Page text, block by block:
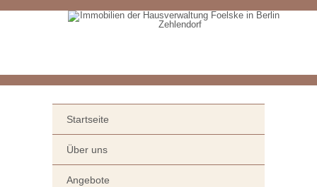
Startseite
Über uns
Angebote